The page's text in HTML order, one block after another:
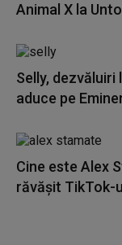
Animal X la
Selly, dezvăluiri
aduce pe
Cine este Alex
răvășit TikTok-